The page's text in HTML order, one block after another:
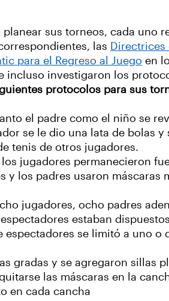
sus torneos, cada
las Directrices
para el Regreso al Juego en
incluso investigaron los
protocolos para sus
el padre como el niño se
se le dio una lata de bolas
tenis de otros jugadores.
los jugadores permanecieron
y los padres usaron
jugadores, ocho padres
estaban
espectadores se limitó a uno
gradas y se agregaron sillas
las máscaras en la
en cada cancha